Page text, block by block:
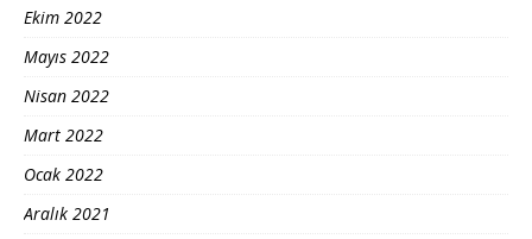
Ekim 2022
Mayıs 2022
Nisan 2022
Mart 2022
Ocak 2022
Aralık 2021